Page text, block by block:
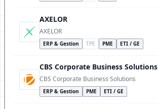
AXELOR
AXELOR
ERP & Gestion TPE PME ETI / GE
CBS Corporate Business Solutions
CBS Corporate Business Solutions
ERP & Gestion PME ETI / GE